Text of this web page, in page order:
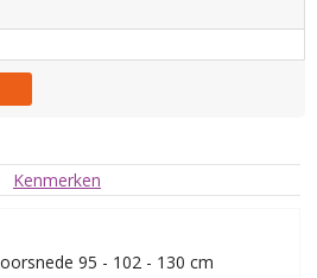
Kenmerken
95 - 102 - 130 cm